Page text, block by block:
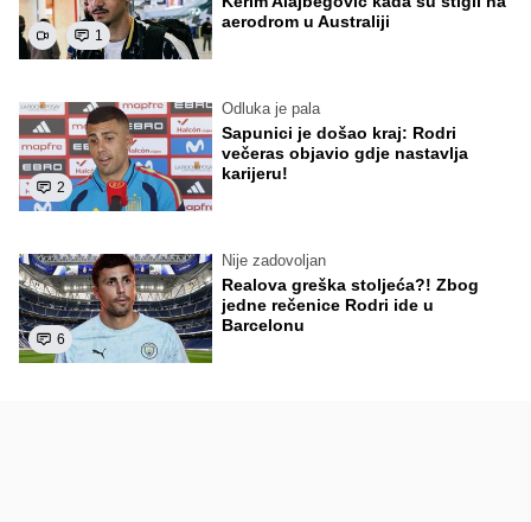
1
aerodrom u Australiji
2
Odluka je pala
Sapunici je došao kraj: Rodri
večeras objavio gdje nastavlja
karijeru!
6
Nije zadovoljan
Realova greška stoljeća?! Zbog
jedne rečenice Rodri ide u
Barcelonu